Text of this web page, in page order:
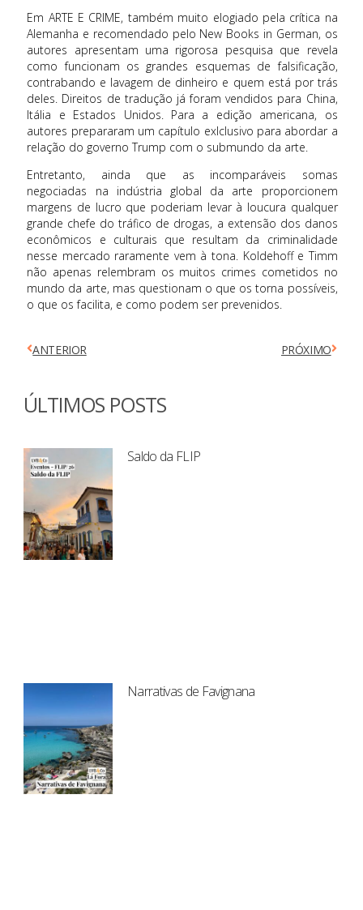
Em ARTE E CRIME, também muito elogiado pela crítica na
Alemanha e recomendado pelo New Books in German, os
autores apresentam uma rigorosa pesquisa que revela
como funcionam os grandes esquemas de falsificação,
contrabando e lavagem de dinheiro e quem está por trás
deles. Direitos de tradução já foram vendidos para China,
Itália e Estados Unidos. Para a edição americana, os
autores prepararam um capítulo exlclusivo para abordar a
relação do governo Trump com o submundo da arte.
Entretanto, ainda que as incomparáveis somas
negociadas na indústria global da arte proporcionem
margens de lucro que poderiam levar à loucura qualquer
grande chefe do tráfico de drogas, a extensão dos danos
econômicos e culturais que resultam da criminalidade
nesse mercado raramente vem à tona. Koldehoff e Timm
não apenas relembram os muitos crimes cometidos no
mundo da arte, mas questionam o que os torna possíveis,
o que os facilita, e como podem ser prevenidos.
ANTERIOR PRÓXIMO
ÚLTIMOS POSTS
Saldo da FLIP
Narrativas de Favignana